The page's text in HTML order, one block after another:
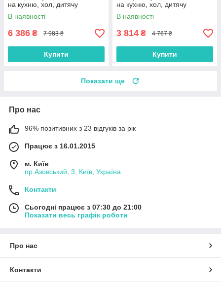
на кухню, хол, дитячу
В наявності
6 386 ₴ 7 983 ₴
Купити
на кухню, хол, дитячу
В наявності
3 814 ₴ 4 767 ₴
Купити
Показати ще
Про нас
96% позитивних з 23 відгуків за рік
Працює з 16.01.2015
м. Київ
пр.Азовський, 3, Київ, Україна
Контакти
Сьогодні працює з 07:30 до 21:00
Показати весь графік роботи
Про нас
Контакти